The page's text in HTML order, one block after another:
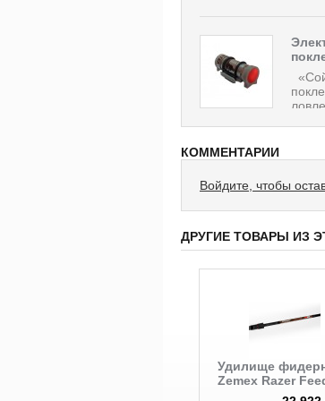
КОММЕНТАРИИ
Войдите, чтобы
ДРУГИЕ ТОВАРЫ ИЗ
Удилище
Zemex Razer